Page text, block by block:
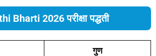
Bharti 2026 परीक्षा पद्धती
गुण